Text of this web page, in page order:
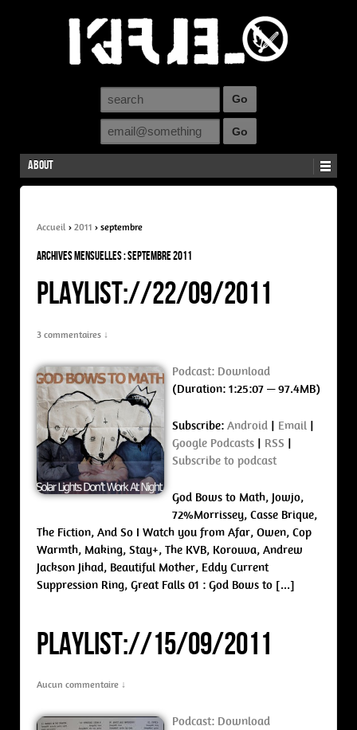
About
Accueil › 2011 › septembre
Archives mensuelles :septembre 2011
PLAYLIST://22/09/2011
3 commentaires ↓
Podcast: Download
(Duration: 1:25:07 — 97.4MB)
Subscribe: Android | Email |
Google Podcasts | RSS |
Subscribe to podcast
God Bows to Math, Jowjo,
72%Morrissey, Casse Brique,
The Fiction, And So I Watch you from Afar, Owen, Cop
Warmth, Making, Stay+, The KVB, Korouva, Andrew
Jackson Jihad, Beautiful Mother, Eddy Current
Suppression Ring, Great Falls 01 : God Bows to […]
PLAYLIST://15/09/2011
Aucun commentaire ↓
Podcast: Download